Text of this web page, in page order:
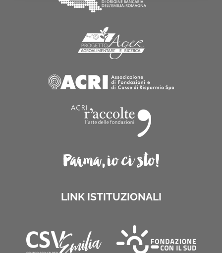
LINK ISTITUZIONALI